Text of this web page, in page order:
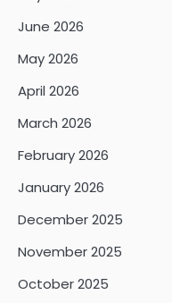
June 2026
May 2026
April 2026
March 2026
February 2026
January 2026
December 2025
November 2025
October 2025